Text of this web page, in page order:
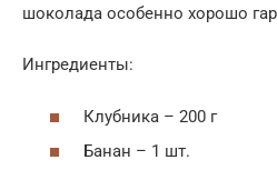
шоколада особенно хорошо
Ингредиенты:
Клубника – 200 г
Банан – 1 шт.